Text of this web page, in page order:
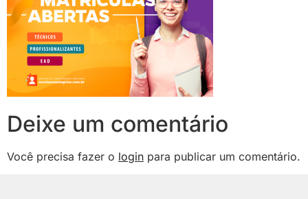
Deixe um comentário
Você precisa fazer o login para publicar um comentário.